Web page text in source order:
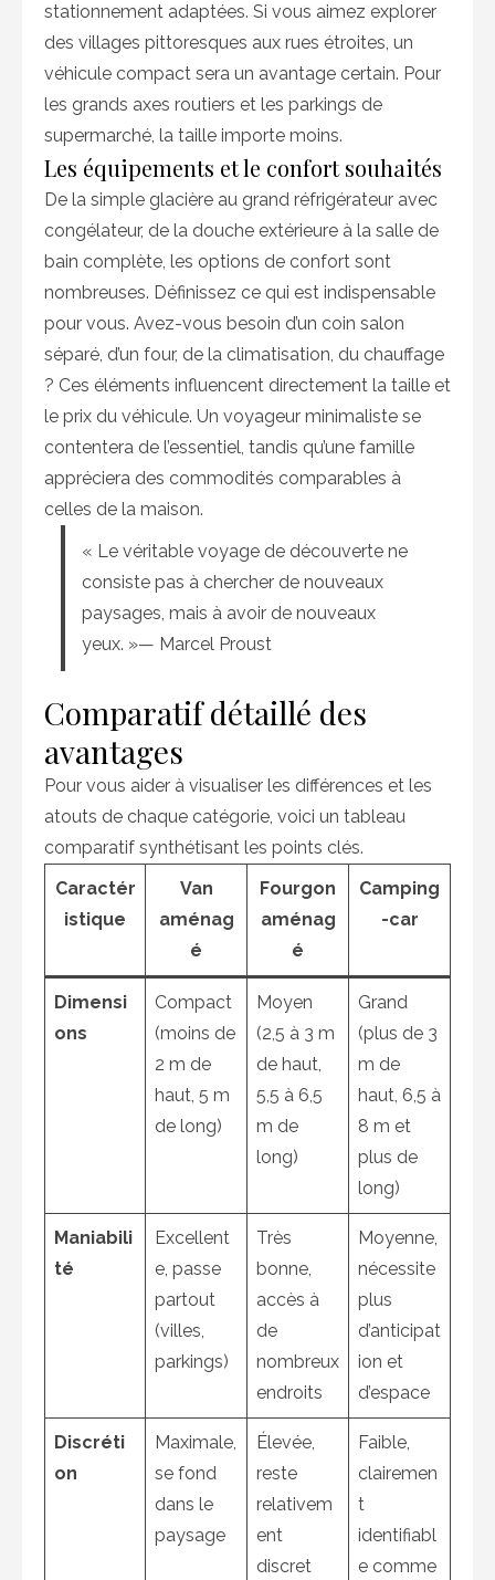
stationnement adaptées. Si vous aimez explorer
des villages pittoresques aux rues étroites, un
véhicule compact sera un avantage certain. Pour
les grands axes routiers et les parkings de
supermarché, la taille importe moins.
Les équipements et le confort souhaités
De la simple glacière au grand réfrigérateur avec
congélateur, de la douche extérieure à la salle de
bain complète, les options de confort sont
nombreuses. Définissez ce qui est indispensable
pour vous. Avez-vous besoin d’un coin salon
séparé, d’un four, de la climatisation, du chauffage
? Ces éléments influencent directement la taille et
le prix du véhicule. Un voyageur minimaliste se
contentera de l’essentiel, tandis qu’une famille
appréciera des commodités comparables à
celles de la maison.
« Le véritable voyage de découverte ne
consiste pas à chercher de nouveaux
paysages, mais à avoir de nouveaux
yeux. »— Marcel Proust
Comparatif détaillé des
avantages
Pour vous aider à visualiser les différences et les
atouts de chaque catégorie, voici un tableau
comparatif synthétisant les points clés.
Caractér
istique
Van
aménag
é
Fourgon
aménag
é
Camping
-car
Dimensi
ons
Compact
(moins de
2 m de
haut, 5 m
de long)
Moyen
(2,5 à 3 m
de haut,
5,5 à 6,5
m de
long)
Grand
(plus de 3
m de
haut, 6,5 à
8 m et
plus de
long)
Maniabili
té
Excellent
e, passe
partout
(villes,
parkings)
Très
bonne,
accès à
de
nombreux
endroits
Moyenne,
nécessite
plus
d’anticipat
ion et
d’espace
Discréti
on
Maximale,
se fond
dans le
paysage
Élevée,
reste
relativem
ent
discret
Faible,
clairemen
t
identifiabl
e comme